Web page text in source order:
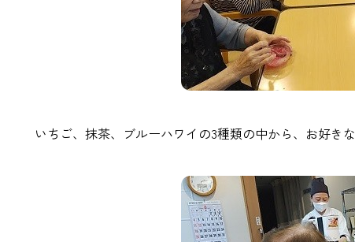
いちご、抹茶、ブルーハワイの3種類の中から、お好き